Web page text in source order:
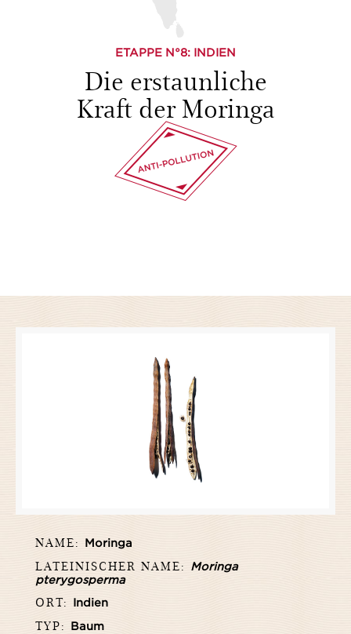
ETAPPE N°8: INDIEN
Die erstaunliche
Kraft der Moringa
NAME: Moringa
LATEINISCHER NAME:
Moringa
pterygosperma
ORT: Indien
TYP: Baum